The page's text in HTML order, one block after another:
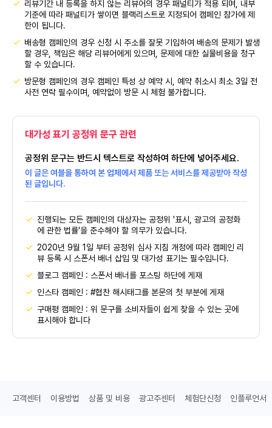
리뷰기간 내 등록을 하지 않는 리뷰어의 경우 패널티가 적용 되며, 내부
기준에 따라 패널티가 쌓이면 블랙리스트로 지정되어 캠페인 참가에 제
한이 됩니다.
배송형 캠페인의 경우 신청 시 주소를 잘못 기입하여 배송의 문제가 발생
할 경우, 책임은 해당 리뷰어에게 있으며, 문제에 대한 실물비용을 청구
할 수 있습니다.
방문형 캠페인의 경우 캠페인 특성 상 예약 시, 예약 취소시 최소 3일 전
사전 연락 필수이며, 예약없이 방문 시 체험 불가합니다.
대가성 표기 공정위 문구 관련
공정위 문구는 반드시 텍스트로 작성하여 하단에 넣어주세요.
이 글은 여블을 통하여 본 업체에서 제품 또는 서비스를 제공받아 작성
된 글입니다.
진행되는 모든 캠페인의 대상자는 공정위 '표시, 광고의 공정화
에 관한 법률'을 준수해야 할 의무가 있습니다.
2020년 9월 1일 부터 공정위 심사 지침 개정에 따라 캠페인 리
뷰 등록 시 스폰서 배너 삽입 및 대가성 표기는 필수입니다.
블로그 캠페인 : 스폰서 배너를 포스팅 하단에 게재
인스타 캠페인 : #협찬 해시태그를 본문의 첫 부분에 게재
구매평 캠페인 : 위 문구를 소비자들이 쉽게 찾을 수 있는 곳에
표시해야 합니다
고객센터 이용방법 상품 및 비용 광고주센터 체험단신청 인플루언서